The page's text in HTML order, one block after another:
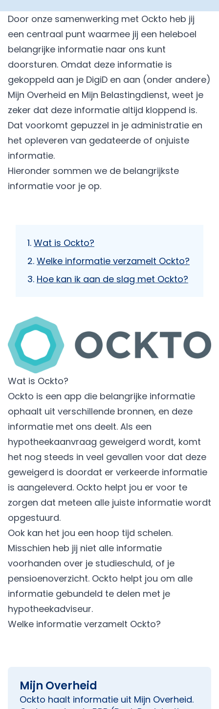
Door onze samenwerking met Ockto heb jij
een centraal punt waarmee jij een heleboel
belangrijke informatie naar ons kunt
doorsturen. Omdat deze informatie is
gekoppeld aan je DigiD en aan (onder andere)
Mijn Overheid en Mijn Belastingdienst, weet je
zeker dat deze informatie altijd kloppend is.
Dat voorkomt gepuzzel in je administratie en
het opleveren van gedateerde of onjuiste
informatie.
Hieronder sommen we de belangrijkste
informatie voor je op.
Wat is Ockto?
Welke informatie verzamelt Ockto?
Hoe kan ik aan de slag met Ockto?
Wat is Ockto?
Ockto is een app die belangrijke informatie
ophaalt uit verschillende bronnen, en deze
informatie met ons deelt. Als een
hypotheekaanvraag geweigerd wordt, komt
het nog steeds in veel gevallen voor dat deze
geweigerd is doordat er verkeerde informatie
is aangeleverd. Ockto helpt jou er voor te
zorgen dat meteen alle juiste informatie wordt
opgestuurd.
Ook kan het jou een hoop tijd schelen.
Misschien heb jij niet alle informatie
voorhanden over je studieschuld, of je
pensioenoverzicht. Ockto helpt jou om alle
informatie gebundeld te delen met je
hypotheekadviseur.
Welke informatie verzamelt Ockto?
Mijn Overheid
Ockto haalt informatie uit Mijn Overheid.